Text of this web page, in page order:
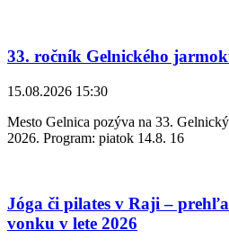
33. ročník Gelnického
15.08.2026 15:30
Mesto Gelnica pozýva na 33.
2026. Program: piatok 14.8. 16
Jóga či pilates v Raji –
vonku v lete 2026